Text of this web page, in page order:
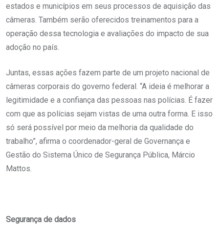
estados e municípios em seus processos de aquisição das
câmeras. Também serão oferecidos treinamentos para a
operação dessa tecnologia e avaliações do impacto de sua
adoção no país.
Juntas, essas ações fazem parte de um projeto nacional de
câmeras corporais do governo federal. “A ideia é melhorar a
legitimidade e a confiança das pessoas nas polícias. É fazer
com que as polícias sejam vistas de uma outra forma. E isso
só será possível por meio da melhoria da qualidade do
trabalho”, afirma o coordenador-geral de Governança e
Gestão do Sistema Único de Segurança Pública, Márcio
Mattos.
Segurança de dados